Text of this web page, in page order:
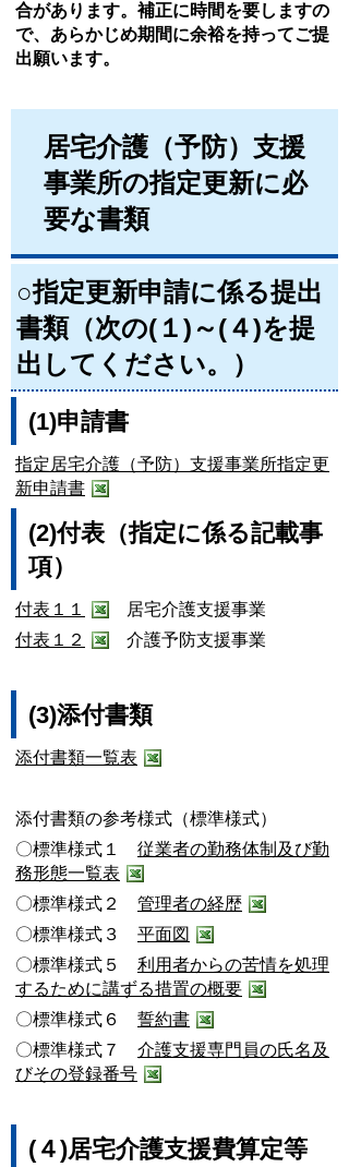
合があります。補正に時間を要しますの
で、あらかじめ期間に余裕を持ってご提
出願います。
居宅介護（予防）支援
事業所の指定更新に必
要な書類
○指定更新申請に係る提出
書類（次の(１)～(４)を提
出してください。）
(1)申請書
指定居宅介護（予防）支援事業所指定更
新申請書
(2)付表（指定に係る記載事
項）
付表１１
居宅介護支援事業
付表１２
介護予防支援事業
(3)添付書類
添付書類一覧表
添付書類の参考様式（標準様式）
〇標準様式１ 従業者の勤務体制及び勤
務形態一覧表
〇標準様式２ 管理者の経歴
〇標準様式３ 平面図
〇標準様式５ 利用者からの苦情を処理
するために講ずる措置の概要
〇標準様式６ 誓約書
〇標準様式７ 介護支援専門員の氏名及
びその登録番号
(４)居宅介護支援費算定等